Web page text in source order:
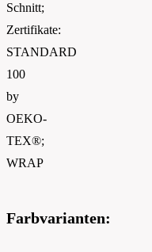
Schnitt;
Zertifikate:
STANDARD
100
by
OEKO-
TEX®;
WRAP
Farbvarianten: